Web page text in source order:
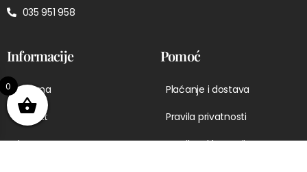
035 951 958
Informacije
O nama
Kontakt
Shop
Pomoć
Plaćanje i dostava
Pravila privatnosti
Pravila reklamacije
0